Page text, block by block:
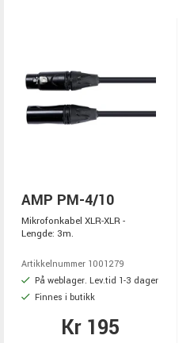
AMP PM-4/10
Mikrofonkabel XLR-XLR -
Lengde: 3m.
Artikkelnummer 1001279
På weblager. Lev.tid 1-3 dager
Finnes i butikk
Kr 195